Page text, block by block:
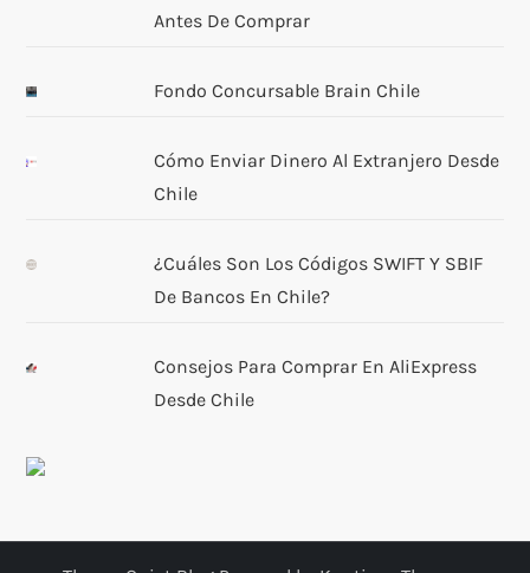
Antes De Comprar
Fondo Concursable Brain Chile
Cómo Enviar Dinero Al Extranjero Desde
Chile
¿Cuáles Son Los Códigos SWIFT Y SBIF
De Bancos En Chile?
Consejos Para Comprar En AliExpress
Desde Chile